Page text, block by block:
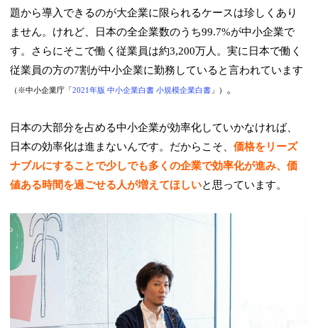
題から導入できるのが大企業に限られるケースは珍しくあり
ません。けれど、日本の全企業数のうち99.7%が中小企業で
す。さらにそこで働く従業員は約3,200万人。実に日本で働く
従業員の方の7割が中小企業に勤務していると言われています
（※中小企業庁「2021年版 中小企業白書 小規模企業白書 」） 。
日本の大部分を占める中小企業が効率化していかなければ、
日本の効率化は進まないんです。だからこそ、価格をリーズ
ナブルにすることで少しでも多くの企業で効率化が進み、価
値ある時間を過ごせる人が増えてほしいと思っています。